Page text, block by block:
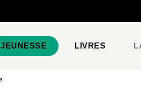
JEUNESSE LIVRES